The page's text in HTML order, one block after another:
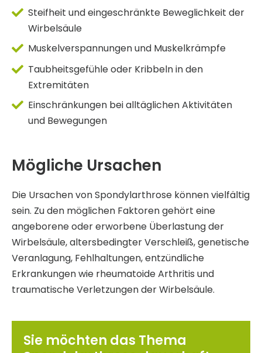
Steifheit und eingeschränkte Beweglichkeit der
Wirbelsäule
Muskelverspannungen und Muskelkrämpfe
Taubheitsgefühle oder Kribbeln in den
Extremitäten
Einschränkungen bei alltäglichen Aktivitäten
und Bewegungen
Mögliche Ursachen
Die Ursachen von Spondylarthrose können vielfältig
sein. Zu den möglichen Faktoren gehört eine
angeborene oder erworbene Überlastung der
Wirbelsäule, altersbedingter Verschleiß, genetische
Veranlagung, Fehlhaltungen, entzündliche
Erkrankungen wie rheumatoide Arthritis und
traumatische Verletzungen der Wirbelsäule.
Sie möchten das Thema